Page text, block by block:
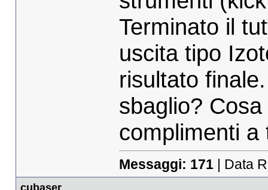
Terminato il
uscita tipo
risultato
sbaglio?
complimenti a
Messaggi: 171| Data